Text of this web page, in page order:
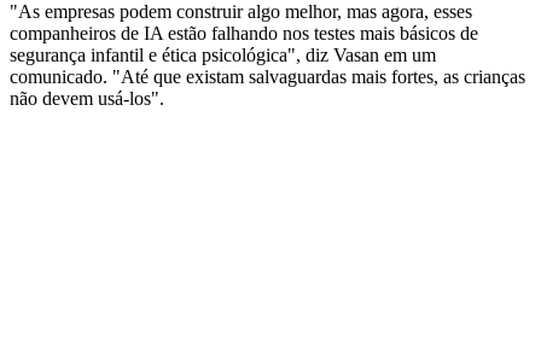
"As empresas podem construir algo melhor, mas agora, esses
companheiros de IA estão falhando nos testes mais básicos de
segurança infantil e ética psicológica", diz Vasan em um
comunicado. "Até que existam salvaguardas mais fortes, as crianças
não devem usá-los".